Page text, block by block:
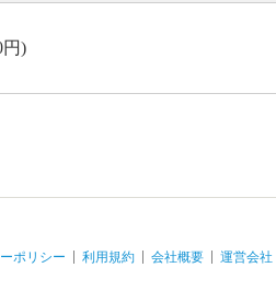
円)
ポリシー 利用規約 会社概要 運営会社